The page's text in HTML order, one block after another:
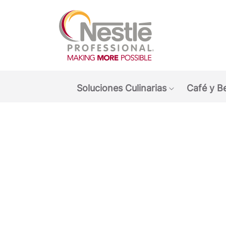
Soluciones Culinarias
Show
Café y